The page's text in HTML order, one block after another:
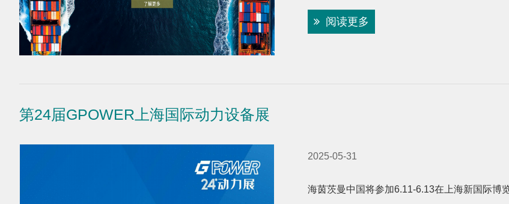
阅读更多
第24届GPOWER上海国际动力设备展
2025-05-31
海茵茨曼中国将参加6.11-6.13在上海新国际博